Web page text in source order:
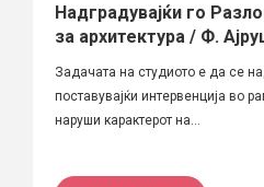
Надградувајќи го
за архитектура / Ф.
Задачата на студиото е да се
поставувајќи интервенција во
наруши карактерот на...